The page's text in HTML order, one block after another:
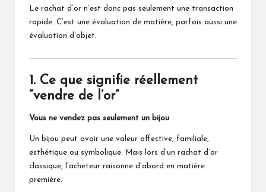
Le rachat d’or n’est donc pas seulement une transaction
rapide. C’est une évaluation de matière, parfois aussi une
évaluation d’objet.
1. Ce que signifie réellement
“vendre de l’or”
Vous ne vendez pas seulement un bijou
Un bijou peut avoir une valeur affective, familiale,
esthétique ou symbolique. Mais lors d’un rachat d’or
classique, l’acheteur raisonne d’abord en matière
première.